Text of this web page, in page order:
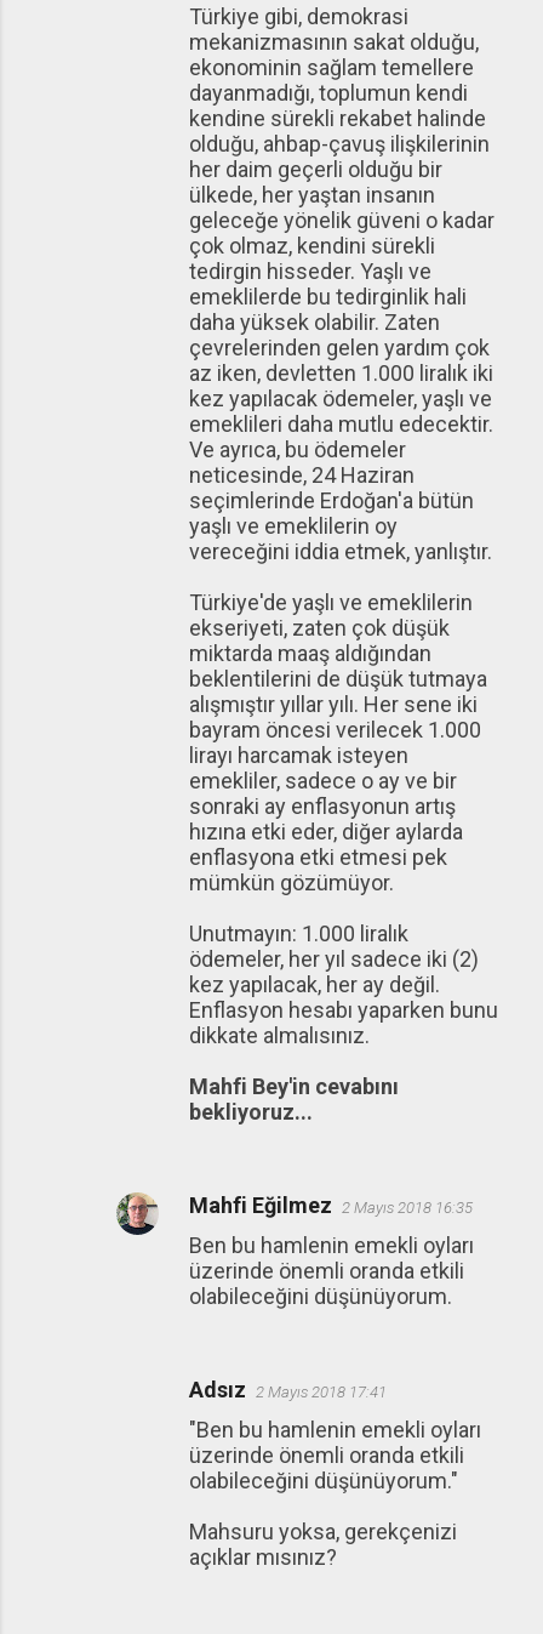
Türkiye gibi, demokrasi
mekanizmasının sakat olduğu,
ekonominin sağlam temellere
dayanmadığı, toplumun kendi
kendine sürekli rekabet halinde
olduğu, ahbap-çavuş ilişkilerinin
her daim geçerli olduğu bir
ülkede, her yaştan insanın
geleceğe yönelik güveni o kadar
çok olmaz, kendini sürekli
tedirgin hisseder. Yaşlı ve
emeklilerde bu tedirginlik hali
daha yüksek olabilir. Zaten
çevrelerinden gelen yardım çok
az iken, devletten 1.000 liralık iki
kez yapılacak ödemeler, yaşlı ve
emeklileri daha mutlu edecektir.
Ve ayrıca, bu ödemeler
neticesinde, 24 Haziran
seçimlerinde Erdoğan'a bütün
yaşlı ve emeklilerin oy
vereceğini iddia etmek, yanlıştır.
Türkiye'de yaşlı ve emeklilerin
ekseriyeti, zaten çok düşük
miktarda maaş aldığından
beklentilerini de düşük tutmaya
alışmıştır yıllar yılı. Her sene iki
bayram öncesi verilecek 1.000
lirayı harcamak isteyen
emekliler, sadece o ay ve bir
sonraki ay enflasyonun artış
hızına etki eder, diğer aylarda
enflasyona etki etmesi pek
mümkün gözümüyor.
Unutmayın: 1.000 liralık
ödemeler, her yıl sadece iki (2)
kez yapılacak, her ay değil.
Enflasyon hesabı yaparken bunu
dikkate almalısınız.
Mahfi Bey'in cevabını
bekliyoruz...
Mahfi Eğilmez 2 Mayıs 2018 16:35
Ben bu hamlenin emekli oyları
üzerinde önemli oranda etkili
olabileceğini düşünüyorum.
Adsız 2 Mayıs 2018 17:41
"Ben bu hamlenin emekli oyları
üzerinde önemli oranda etkili
olabileceğini düşünüyorum."
Mahsuru yoksa, gerekçenizi
açıklar mısınız?